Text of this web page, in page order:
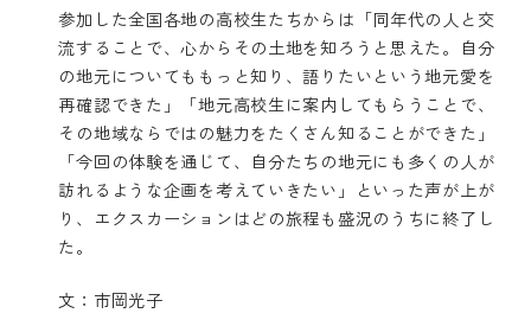
参加した全国各地の高校生たちからは「同年代の人と交
流することで、心からその土地を知ろうと思えた。自分
の地元についてももっと知り、語りたいという地元愛を
再確認できた」「地元高校生に案内してもらうことで、
その地域ならではの魅力をたくさん知ることができた」
「今回の体験を通じて、自分たちの地元にも多くの人が
訪れるような企画を考えていきたい」といった声が上が
り、エクスカーションはどの旅程も盛況のうちに終了し
た。
文：市岡光子